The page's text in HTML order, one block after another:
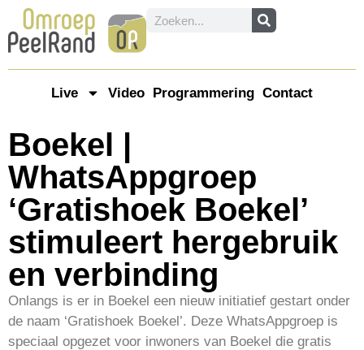
Live Video Programmering Contact
Boekel |
WhatsAppgroep
‘Gratishoek Boekel’
stimuleert hergebruik
en verbinding
Onlangs is er in Boekel een nieuw initiatief gestart onder
de naam ‘Gratishoek Boekel’. Deze WhatsAppgroep is
speciaal opgezet voor inwoners van Boekel die gratis